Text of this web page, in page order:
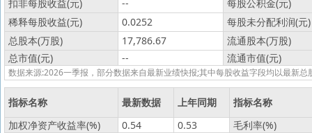
扣非每股收益(元)
--
每股公积金(元)
稀释每股收益(元)
0.0252
每股未分配利润(元)
总股本(万股)
17,786.67
流通股本(万股)
总市值(元)
-- 流通市值(元)
数据来源:2026一季报，部分数据来自最新业绩快报;其中每股收益字段均以最新
指标名称 最新数据 上年同期
指标名称
加权净资产收益率(%)
0.54 0.53
毛利率(%)